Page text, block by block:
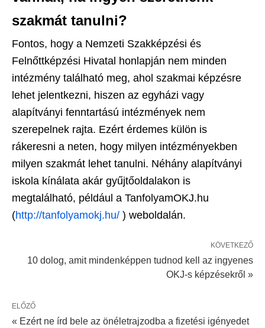
szakmát tanulni?
Fontos, hogy a Nemzeti Szakképzési és
Felnőttképzési Hivatal honlapján nem minden
intézmény található meg, ahol szakmai képzésre
lehet jelentkezni, hiszen az egyházi vagy
alapítványi fenntartású intézmények nem
szerepelnek rajta. Ezért érdemes külön is
rákeresni a neten, hogy milyen intézményekben
milyen szakmát lehet tanulni. Néhány alapítványi
iskola kínálata akár gyűjtőoldalakon is
megtalálható, például a TanfolyamOKJ.hu
(http://tanfolyamokj.hu/ ) weboldalán.
KÖVETKEZŐ
10 dolog, amit mindenképpen tudnod kell az ingyenes
OKJ-s képzésekről »
ELŐZŐ
« Ezért ne írd bele az önéletrajzodba a fizetési igényedet